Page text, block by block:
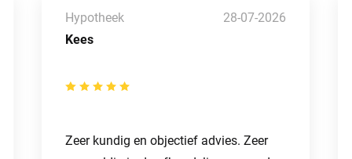
Kees
Hypotheek 28-07-2026
Zeer kundig en objectief advies. Zeer